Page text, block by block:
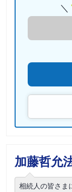
加藤哲允
相続人の皆さま